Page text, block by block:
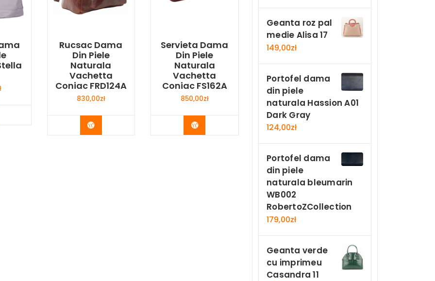
Now
Rucsac Dama
Din Piele
Naturala
Vachetta
Coniac FRD124A
830,00zł
Buy Now
Servieta Dama
Din Piele
Naturala
Vachetta
Coniac FS162A
850,00zł
Buy Now
Geanta roz pal
medie Alisa 17
149,00zł
Portofel dama
din piele
naturala Hassion A01
Dark Gray
124,00zł
Portofel dama
din piele
naturala bleumarin
WB002
RobertoZCollection
179,00zł
Geanta verde
cu imprimeu
Casandra 11